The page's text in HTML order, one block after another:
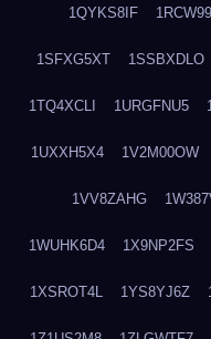
1QYKS8IF
1SFXG5XT 1SSBXDLO
1TQ4XCLI 1URGFNU5
1UXXH5X4 1V2M00OW
1VV8ZAHG
1WUHK6D4 1X9NP2FS
1XSROT4L 1YS8YJ6Z